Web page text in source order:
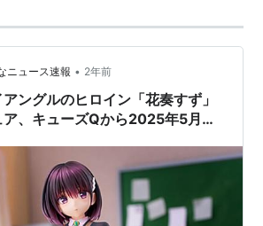
ニュース速報 • 2年前
ングルのヒロイン「花奏すず」
、キューズQから2025年5月に